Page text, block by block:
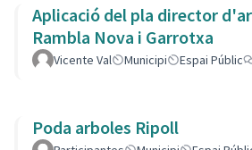
Aplicació del pla director
Rambla Nova i Garrotxa
Vicente Val Municipi Espai Públic
Poda arboles Ripoll